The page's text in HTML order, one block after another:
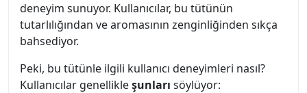
deneyim sunuyor. Kullanıcılar, bu tütünün
tutarlılığından ve aromasının zenginliğinden sıkça
bahsediyor.
Peki, bu tütünle ilgili kullanıcı deneyimleri nasıl?
Kullanıcılar genellikleşunları söylüyor: